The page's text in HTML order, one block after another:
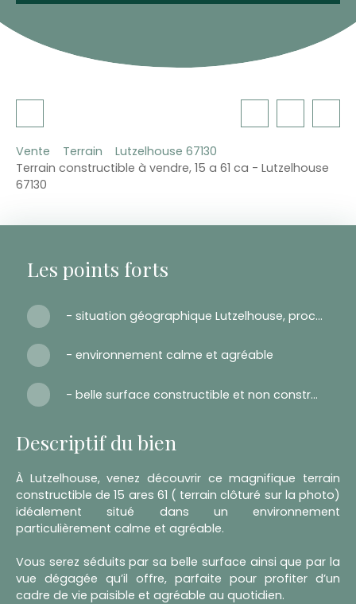
Vente Terrain
Lutzelhouse 67130
Terrain constructible à vendre, 15 a 61 ca - Lutzelhouse
67130
Les points forts
- situation géographique Lutzelhouse, proche de Molsheim
- environnement calme et agréable
- belle surface constructible et non constructible
Descriptif du bien
À Lutzelhouse, venez découvrir ce magnifique terrain
constructible de 15 ares 61 ( terrain clôturé sur la photo)
idéalement situé dans un environnement
particulièrement calme et agréable.
Vous serez séduits par sa belle surface ainsi que par la
vue dégagée qu’il offre, parfaite pour profiter d’un
cadre de vie paisible et agréable au quotidien.